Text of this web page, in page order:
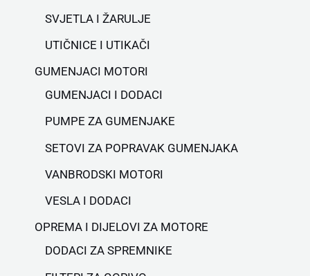
SVJETLA I ŽARULJE
UTIČNICE I UTIKAČI
GUMENJACI MOTORI
GUMENJACI I DODACI
PUMPE ZA GUMENJAKE
SETOVI ZA POPRAVAK GUMENJAKA
VANBRODSKI MOTORI
VESLA I DODACI
OPREMA I DIJELOVI ZA MOTORE
DODACI ZA SPREMNIKE